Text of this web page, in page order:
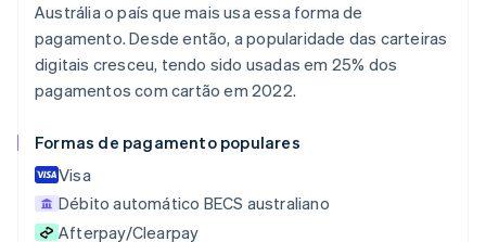
Austrália o país que mais usa essa forma de
pagamento. Desde então, a popularidade das carteiras
digitais cresceu, tendo sido usadas em 25% dos
pagamentos com cartão em 2022.
Formas de pagamento populares
Visa
Débito automático BECS australiano
Afterpay/Clearpay
DeutschEnglish
Austrália
English
Áustria
NederlandsFrançaisDeutschEnglish
Brasil
Português English